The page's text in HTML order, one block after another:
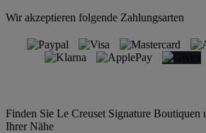
Wir akzeptieren folgende Zahlungsarten
Finden Sie Le Creuset Signature Boutiquen
Ihrer Nähe